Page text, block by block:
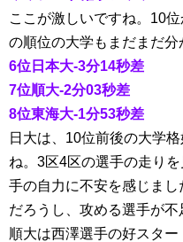
ここが激しいですね。10
の順位の大学もまだまだ分
6位日本大-3分14秒差
7位順大-2分03秒差
8位東海大-1分53秒差
日大は、10位前後の大学
ね。3区4区の選手の走り
手の自力に不安を感じま
だろうし、攻める選手が不
順大は西澤選手の好スタ